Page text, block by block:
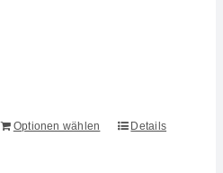
Optionen wählen Details